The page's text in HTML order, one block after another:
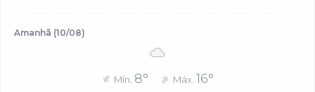
Amanhã (10/08)
Mín. 8° Máx. 16°